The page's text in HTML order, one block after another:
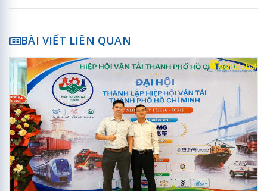
BÀI VIẾT LIÊN QUAN